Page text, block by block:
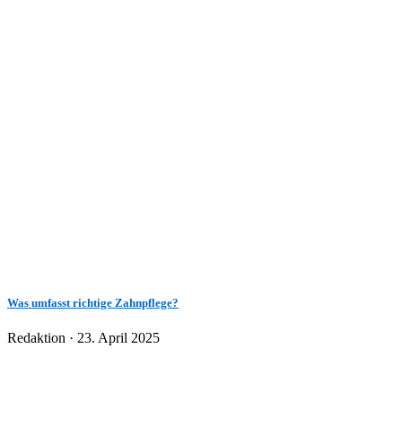
Was umfasst richtige Zahnpflege?
Redaktion · Veröffentlicht
23. April 2025